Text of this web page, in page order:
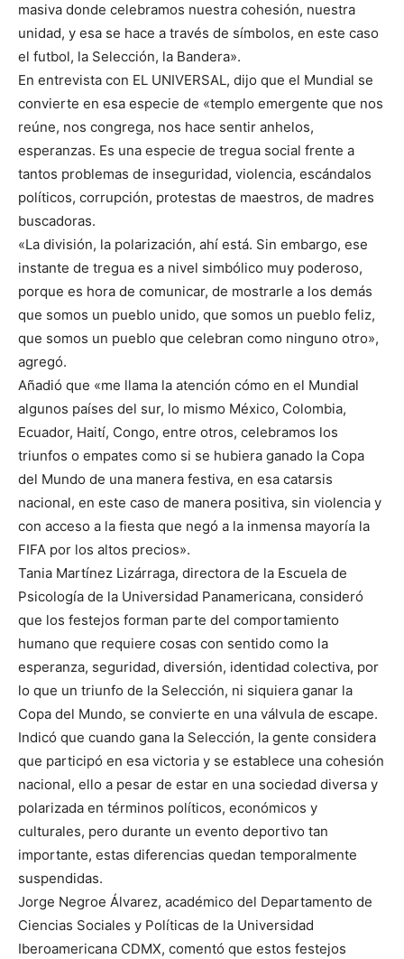
masiva donde celebramos nuestra cohesión, nuestra
unidad, y esa se hace a través de símbolos, en este caso
el futbol, la Selección, la Bandera».
En entrevista con EL UNIVERSAL, dijo que el Mundial se
convierte en esa especie de «templo emergente que nos
reúne, nos congrega, nos hace sentir anhelos,
esperanzas. Es una especie de tregua social frente a
tantos problemas de inseguridad, violencia, escándalos
políticos, corrupción, protestas de maestros, de madres
buscadoras.
«La división, la polarización, ahí está. Sin embargo, ese
instante de tregua es a nivel simbólico muy poderoso,
porque es hora de comunicar, de mostrarle a los demás
que somos un pueblo unido, que somos un pueblo feliz,
que somos un pueblo que celebran como ninguno otro»,
agregó.
Añadió que «me llama la atención cómo en el Mundial
algunos países del sur, lo mismo México, Colombia,
Ecuador, Haití, Congo, entre otros, celebramos los
triunfos o empates como si se hubiera ganado la Copa
del Mundo de una manera festiva, en esa catarsis
nacional, en este caso de manera positiva, sin violencia y
con acceso a la fiesta que negó a la inmensa mayoría la
FIFA por los altos precios».
Tania Martínez Lizárraga, directora de la Escuela de
Psicología de la Universidad Panamericana, consideró
que los festejos forman parte del comportamiento
humano que requiere cosas con sentido como la
esperanza, seguridad, diversión, identidad colectiva, por
lo que un triunfo de la Selección, ni siquiera ganar la
Copa del Mundo, se convierte en una válvula de escape.
Indicó que cuando gana la Selección, la gente considera
que participó en esa victoria y se establece una cohesión
nacional, ello a pesar de estar en una sociedad diversa y
polarizada en términos políticos, económicos y
culturales, pero durante un evento deportivo tan
importante, estas diferencias quedan temporalmente
suspendidas.
Jorge Negroe Álvarez, académico del Departamento de
Ciencias Sociales y Políticas de la Universidad
Iberoamericana CDMX, comentó que estos festejos